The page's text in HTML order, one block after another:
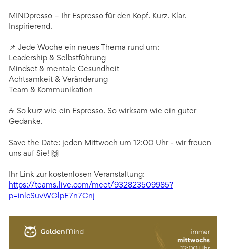
MINDpresso – Ihr Espresso für den Kopf. Kurz. Klar.
Inspirierend.
📌 Jede Woche ein neues Thema rund um:
Leadership & Selbstführung
Mindset & mentale Gesundheit
Achtsamkeit & Veränderung
Team & Kommunikation
☕ So kurz wie ein Espresso. So wirksam wie ein guter
Gedanke.
Save the Date: jeden Mittwoch um 12:00 Uhr - wir freuen
uns auf Sie! 🙌
Ihr Link zur kostenlosen Veranstaltung:
https://teams.live.com/meet/932823509985?
p=inlcSuvWGlpE7n7Cnj